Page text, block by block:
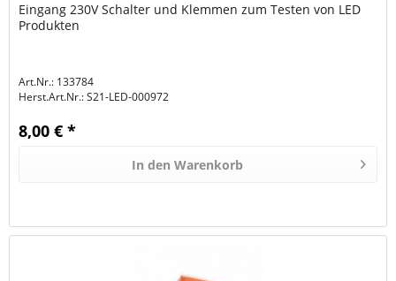
Eingang 230V Schalter und Klemmen zum Testen von LED
Produkten
Art.Nr.: 133784
Herst.Art.Nr.:S21-LED-000972
8,00 € *
In den Warenkorb